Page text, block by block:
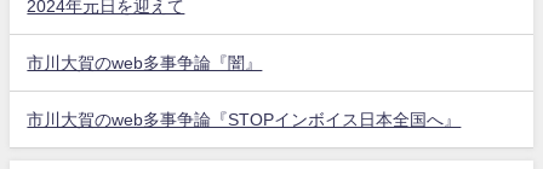
2024年元日を迎えて
市川大賀のweb多事争論『闇』
市川大賀のweb多事争論『STOPインボイス日本全国へ』